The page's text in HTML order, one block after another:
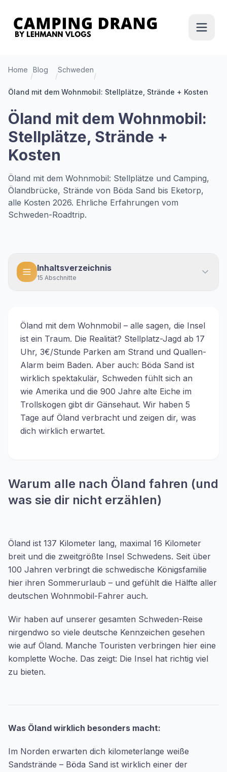
Home
/
Blog
/
Schweden
/
Öland mit dem Wohnmobil: Stellplätze, Strände + Kosten
Öland mit dem Wohnmobil:
Stellplätze, Strände +
Kosten
Öland mit dem Wohnmobil: Stellplätze und Camping,
Ölandbrücke, Strände von Böda Sand bis Eketorp,
alle Kosten 2026. Ehrliche Erfahrungen vom
Schweden-Roadtrip.
Inhaltsverzeichnis
15 Abschnitte
Öland mit dem Wohnmobil – alle sagen, die Insel
ist ein Traum. Die Realität? Stellplatz-Jagd ab 17
Uhr, 3€/Stunde Parken am Strand und Quallen-
Alarm beim Baden. Aber auch: Böda Sand ist
wirklich spektakulär, Schweden fühlt sich an
wie Amerika und die 900 Jahre alte Eiche im
Trollskogen gibt dir Gänsehaut. Wir haben 5
Tage auf Öland verbracht und zeigen dir, was
dich wirklich erwartet.
Warum alle nach Öland fahren (und
was sie dir nicht erzählen)
Öland ist 137 Kilometer lang, maximal 16 Kilometer
breit und die zweitgrößte Insel Schwedens. Seit über
100 Jahren verbringt die schwedische Königsfamilie
hier ihren Sommerurlaub – und gefühlt die Hälfte aller
deutschen Wohnmobil-Fahrer auch.
Wir haben auf unserer gesamten Schweden-Reise
nirgendwo so viele deutsche Kennzeichen gesehen
wie auf Öland. Manche Touristen verbringen hier eine
komplette Woche. Das zeigt: Die Insel hat richtig viel
zu bieten.
Was Öland wirklich besonders macht:
Im Norden erwarten dich kilometerlange weiße
Sandstrände – Böda Sand ist wirklich einer der